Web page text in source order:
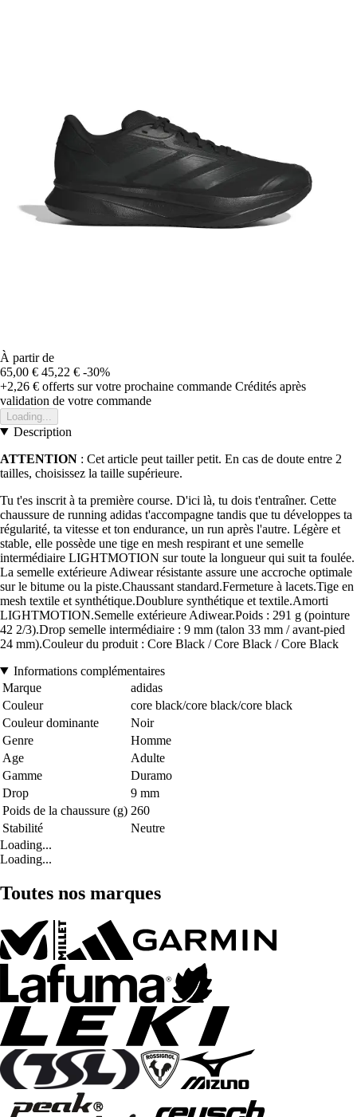
À partir de
65,00 € 45,22 € -30%
+2,26 € offerts sur votre prochaine commande Crédités après
validation de votre commande
Loading...
Description
ATTENTION : Cet article peut tailler petit. En cas de doute entre 2
tailles, choisissez la taille supérieure.
Tu t'es inscrit à ta première course. D'ici là, tu dois t'entraîner. Cette
chaussure de running adidas t'accompagne tandis que tu développes ta
régularité, ta vitesse et ton endurance, un run après l'autre. Légère et
stable, elle possède une tige en mesh respirant et une semelle
intermédiaire LIGHTMOTION sur toute la longueur qui suit ta foulée.
La semelle extérieure Adiwear résistante assure une accroche optimale
sur le bitume ou la piste.Chaussant standard.Fermeture à lacets.Tige en
mesh textile et synthétique.Doublure synthétique et textile.Amorti
LIGHTMOTION.Semelle extérieure Adiwear.Poids : 291 g (pointure
42 2/3).Drop semelle intermédiaire : 9 mm (talon 33 mm / avant-pied
24 mm).Couleur du produit : Core Black / Core Black / Core Black
Informations complémentaires
Marque
adidas
Couleur
core black/core black/core black
Couleur dominante
Noir
Genre
Homme
Age
Adulte
Gamme
Duramo
Drop
9 mm
Poids de la chaussure (g) 260
Stabilité
Neutre
Loading...
Loading...
Toutes nos marques